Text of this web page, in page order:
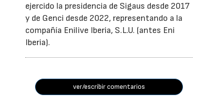
ejercido la presidencia de Sigaus desde 2017
y de Genci desde 2022, representando a la
compañía Enilive Iberia, S.L.U. (antes Eni
Iberia).
ver/escribir comentarios